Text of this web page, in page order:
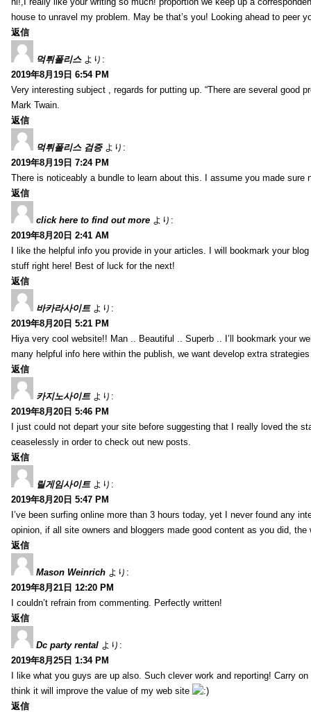
house to unravel my problem. May be that’s you! Looking ahead to peer
返信
먹튀폴리스 より:
2019年8月19日 6:54 PM
Very interesting subject , regards for putting up. “There are several good
Mark Twain.
返信
먹튀폴리스 검증 より:
2019年8月19日 7:24 PM
There is noticeably a bundle to learn about this. I assume you made sure
返信
click here to find out more より:
2019年8月20日 2:41 AM
I like the helpful info you provide in your articles. I will bookmark your
stuff right here! Best of luck for the next!
返信
바카라사이트 より:
2019年8月20日 5:21 PM
Hiya very cool website!! Man .. Beautiful .. Superb .. I’ll bookmark your
many helpful info here within the publish, we want develop extra
返信
카지노사이트 より:
2019年8月20日 5:46 PM
I just could not depart your site before suggesting that I really loved the
ceaselessly in order to check out new posts.
返信
릴게임사이트 より:
2019年8月20日 5:47 PM
I’ve been surfing online more than 3 hours today, yet I never found any
opinion, if all site owners and bloggers made good content as you did,
返信
Mason Weinrich より:
2019年8月21日 12:20 PM
I couldn’t refrain from commenting. Perfectly written!
返信
Dc party rental より:
2019年8月25日 1:34 PM
I like what you guys are up also. Such clever work and reporting! Carry
think it will improve the value of my web site
返信